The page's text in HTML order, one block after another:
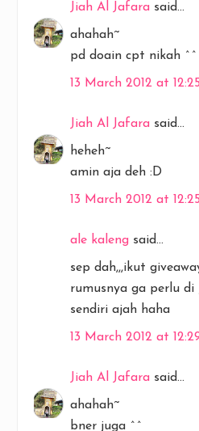
Jiah Al Jafara said...
ahahah~
pd doain cpt nikah ^^
13 March 2012 at 12:25
Jiah Al Jafara said...
heheh~
amin aja deh :D
13 March 2012 at 12:25
ale kaleng said...
sep dah,,,ikut
rumusnya ga perlu
sendiri ajah haha
13 March 2012 at
Jiah Al Jafara said...
ahahah~
bner juga ^^